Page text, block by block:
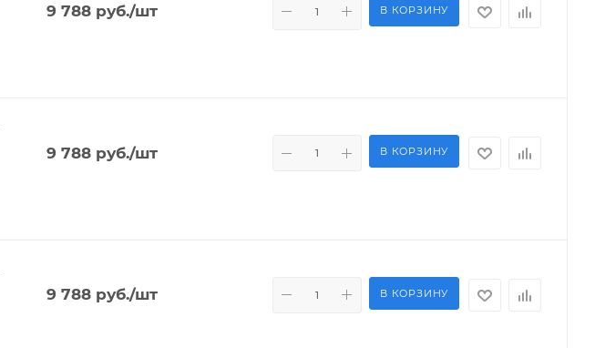
9 788руб./шт В КОРЗИНУ
9 788руб./шт В КОРЗИНУ
9 788руб./шт В КОРЗИНУ